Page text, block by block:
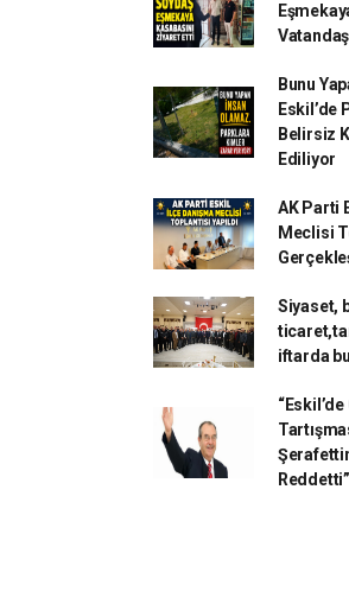
Bunu
Eskil’de
Belirsiz
Ediliyor
AK Parti
Meclisi
Siyaset,
iftarda
Reddetti”